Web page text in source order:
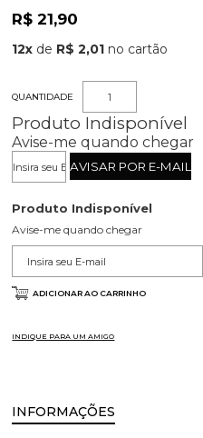
R$ 21,90
12x de R$ 2,01
QUANTIDADE
Produto Indisponível
Avise-me quando chegar
Produto Indisponível
Avise-me quando chegar
ADICIONAR AO CARRINHO
INDIQUE PARA UM AMIGO
INFORMAÇÕES